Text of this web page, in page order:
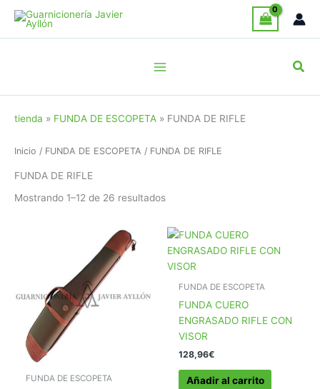
contenido
tienda » FUNDA DE ESCOPETA » FUNDA DE RIFLE
Inicio / FUNDA DE ESCOPETA / FUNDA DE RIFLE
FUNDA DE RIFLE
Mostrando 1–12 de 26 resultadosOrdenado
FUNDA DE ESCOPETA
FUNDA DE ESCOPETA
FUNDA CUERO
ENGRASADO RIFLE CON
VISOR
128,96€
Añadir al carrito